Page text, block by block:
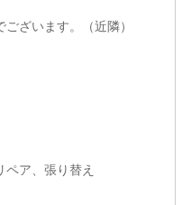
ざいます。（近隣）
ペア、張り替え